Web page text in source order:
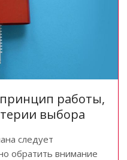
работы,
выбора
следует
обратить внимание